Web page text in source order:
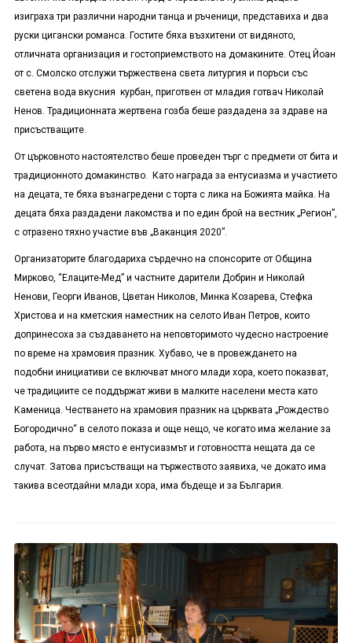
изиграха три различни народни танца и ръченици, представиха и два
руски цигански романса. Гостите бяха възхитени от видяното,
отличната организация и гостоприемството на домакините. Отец Йоан
от с. Смолскоотслужи тържествена света литургия и поръси със
светена вода вкусния курбан, приготвен от младия готвач Николай
Ненов. Традиционната жертвена гозба беше раздадена за здраве на
присъстващите.
От църковното настоятелство беше проведен търг с предмети от бита и
традиционното домакинство. Като награда за ентусиазма и участието
на децата, те бяха възнагредени с торта с лика на Божията майка. На
децата бяха раздадени лакомства и по един брой на вестник „Регион”,
с отразено тяхно участие във „Ваканция 2020”.
Организаторите благодариха сърдечно на спонсорите от Община
Мирково, “Елаците-Мед” и частните дарители Добрин и Николай
Ненови, Георги Иванов, Цветан Николов, Минка Козарева, Стефка
Христова и на кметския наместник на селото Иван Петров, които
допринесоха за създаването на неповторимото чудесно настроение
по време на храмовия празник. Хубаво, че в провеждането на
подобни инициативи се включват много млади хора, което показват,
че традициите се поддържат живи в малките населени места като
Каменица. Честването на храмовия празник на църквата „Рождество
Богородично“ в селото показа и още нещо, че когато има желание за
работа, на първо място е ентусиазмът и готовността нещата да се
случат. Затова присъстващи на тържеството заявиха, че докато има
такива всеотдайни млади хора, има бъдеще и за България.